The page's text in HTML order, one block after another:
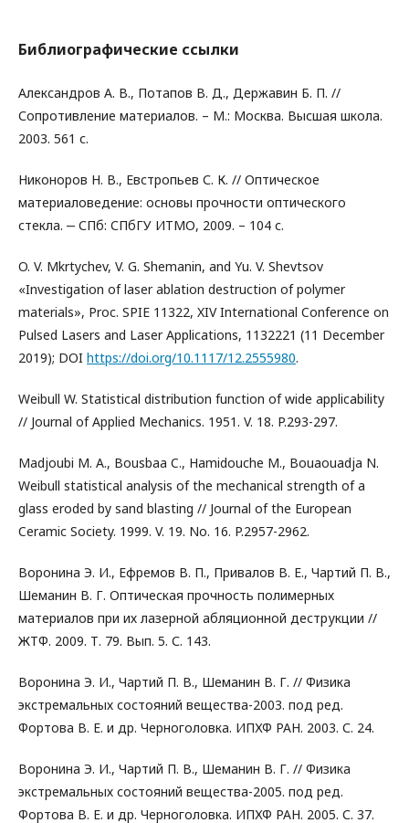
Библиографические ссылки
Александров А. В., Потапов В. Д., Державин Б. П. //
Сопротивление материалов. – М.: Москва. Высшая школа.
2003. 561 с.
Никоноров Н. В., Евстропьев С. К. // Оптическое
материаловедение: основы прочности оптического
стекла. ‒ СПб: СПбГУ ИТМО, 2009. – 104 с.
O. V. Mkrtychev, V. G. Shemanin, and Yu. V. Shevtsov
«Investigation of laser ablation destruction of polymer
materials», Proc. SPIE 11322, XIV International Conference on
Pulsed Lasers and Laser Applications, 1132221 (11 December
2019); DOI https://doi.org/10.1117/12.2555980.
Weibull W. Statistical distribution function of wide applicability
// Journal of Applied Mechanics. 1951. V. 18. P.293-297.
Madjoubi M. A., Bousbaa C., Hamidouche M., Bouaouadja N.
Weibull statistical analysis of the mechanical strength of a
glass eroded by sand blasting // Journal of the European
Ceramic Society. 1999. V. 19. No. 16. P.2957-2962.
Воронина Э. И., Ефремов В. П., Привалов В. Е., Чартий П. В.,
Шеманин В. Г. Оптическая прочность полимерных
материалов при их лазерной абляционной деструкции //
ЖТФ. 2009. Т. 79. Вып. 5. С. 143.
Воронина Э. И., Чартий П. В., Шеманин В. Г. // Физика
экстремальных состояний вещества-2003. под ред.
Фортова В. Е. и др. Черноголовка. ИПХФ РАН. 2003. С. 24.
Воронина Э. И., Чартий П. В., Шеманин В. Г. // Физика
экстремальных состояний вещества-2005. под ред.
Фортова В. Е. и др. Черноголовка. ИПХФ РАН. 2005. С. 37.